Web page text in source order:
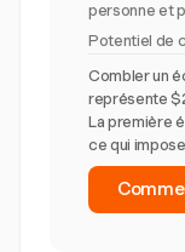
personne et
Potentiel de
Combler un
représente
La première
ce qui